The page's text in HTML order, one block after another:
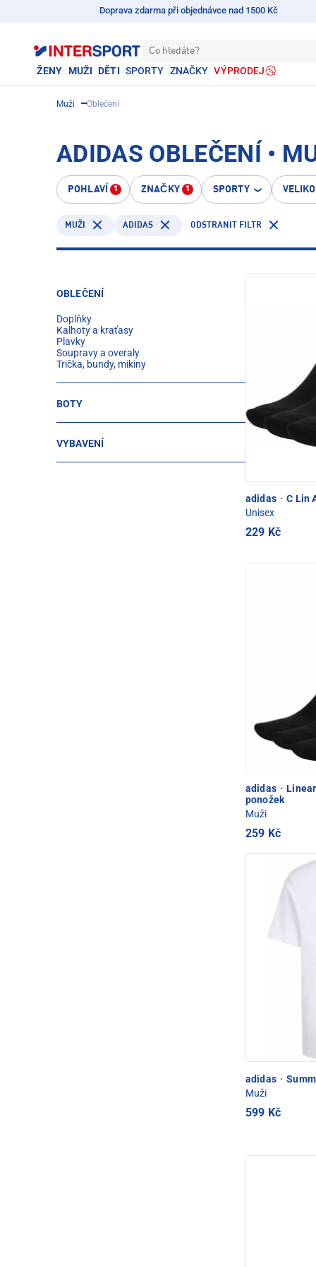
Doprava zdarma při objednávce nad 1500 Kč
Co hledáte?
ŽENY MUŽI DĚTI SPORTY ZNAČKY VÝPRODEJ
Muži Oblečení
ADIDAS OBLEČENÍ •
POHLAVÍ 1 ZNAČKY 1 SPORTY
MUŽI ADIDAS ODSTRANIT FILTR
OBLEČENÍ
Doplňky
Kalhoty a kraťasy
Plavky
Soupravy a overaly
Trička, bundy, mikiny
BOTY
VYBAVENÍ
adidas · C Lin
Unisex
229 Kč
adidas ·
ponožek
Muži
259 Kč
adidas ·
Muži
599 Kč